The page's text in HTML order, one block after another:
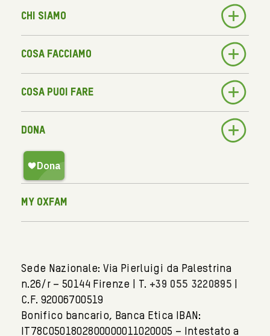
Chi siamo
Cosa facciamo
Cosa puoi fare
Dona
My Oxfam
Sede Nazionale: Via Pierluigi da Palestrina
n.26/r – 50144 Firenze | T. +39 055 3220895
C.F. 92006700519
Bonifico bancario, Banca Etica IBAN:
IT78C0501802800000011020005 – Intestato a